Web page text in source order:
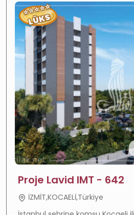
⭐⭐⭐⭐⭐
LÜKS
Proje Lavid IMT - 642
İZMİT,KOCAELİ,Türkiye